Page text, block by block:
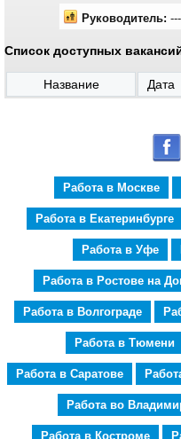
Руководитель: ---
Список доступных
Название Дата
Работа в Москве
Работа в Екатеринбурге
Работа в Уфе
Работа в Ростове на
Работа в Волгограде
Работа в Тюмени
Работа в Саратове
Работа во
Работа в Костроме